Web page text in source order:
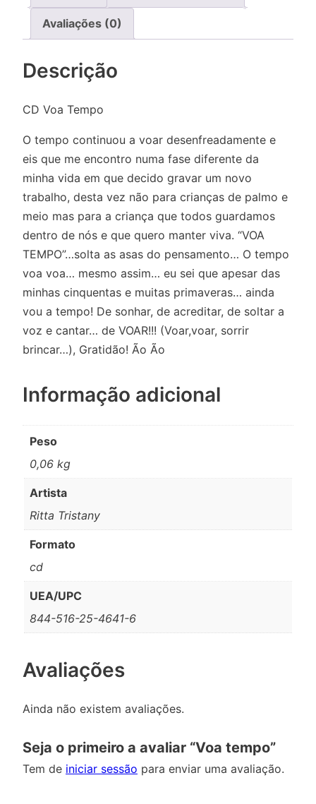
Avaliações (0)
Descrição
CD Voa Tempo
O tempo continuou a voar desenfreadamente e
eis que me encontro numa fase diferente da
minha vida em que decido gravar um novo
trabalho, desta vez não para crianças de palmo e
meio mas para a criança que todos guardamos
dentro de nós e que quero manter viva. “VOA
TEMPO”…solta as asas do pensamento… O tempo
voa voa… mesmo assim… eu sei que apesar das
minhas cinquentas e muitas primaveras… ainda
vou a tempo! De sonhar, de acreditar, de soltar a
voz e cantar… de VOAR!!! (Voar,voar, sorrir
brincar…), Gratidão! Ão Ão
Informação adicional
Peso
0,06 kg
Artista
Ritta Tristany
Formato
cd
UEA/UPC
844-516-25-4641-6
Avaliações
Ainda não existem avaliações.
Seja o primeiro a avaliar “Voa tempo”
Tem de iniciar sessão para enviar uma avaliação.